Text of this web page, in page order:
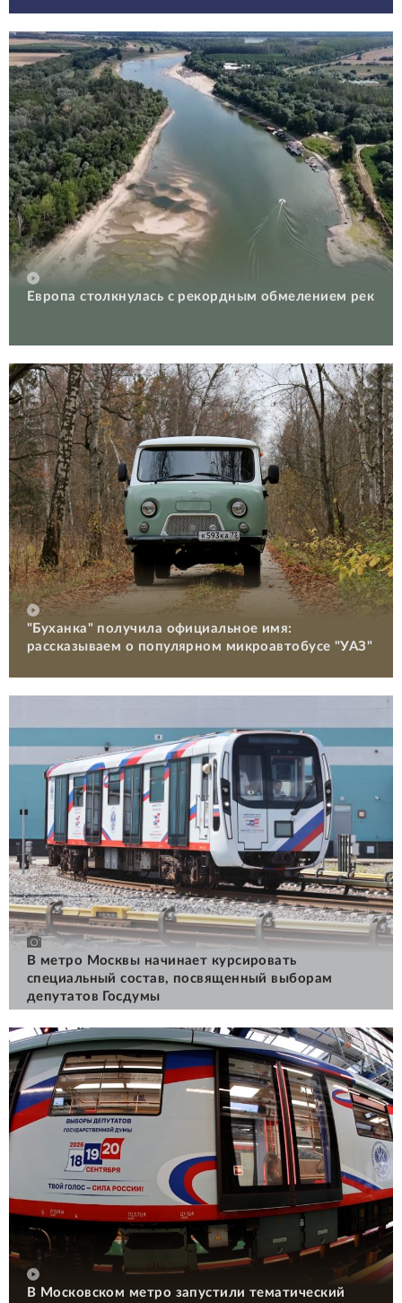
Европа столкнулась с рекордным обмелением рек
"Буханка" получила официальное имя:
рассказываем о популярном микроавтобусе "УАЗ"
В метро Москвы начинает курсировать
специальный состав, посвященный выборам
депутатов Госдумы
В Московском метро запустили тематический